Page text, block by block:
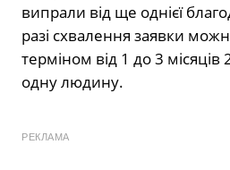
випрали від ще однієї
разі схвалення заявки
терміном від 1 до 3
одну людину.
РЕКЛАМА